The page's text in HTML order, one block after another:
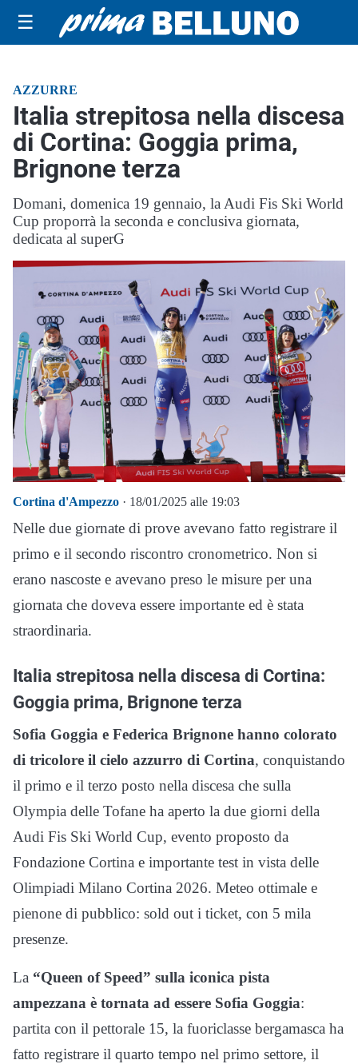
☰
AZZURRE
Italia strepitosa nella discesa
di Cortina: Goggia prima,
Brignone terza
Domani, domenica 19 gennaio, la Audi Fis Ski World
Cup proporrà la seconda e conclusiva giornata,
dedicata al superG
Cortina d'Ampezzo · 18/01/2025 alle 19:03
Nelle due giornate di prove avevano fatto registrare il
primo e il secondo riscontro cronometrico. Non si
erano nascoste e avevano preso le misure per una
giornata che doveva essere importante ed è stata
straordinaria.
Italia strepitosa nella discesa di Cortina:
Goggia prima, Brignone terza
Sofia Goggia e Federica Brignone hanno colorato
di tricolore il cielo azzurro di Cortina, conquistando
il primo e il terzo posto nella discesa che sulla
Olympia delle Tofane ha aperto la due giorni della
Audi Fis Ski World Cup, evento proposto da
Fondazione Cortina e importante test in vista delle
Olimpiadi Milano Cortina 2026. Meteo ottimale e
pienone di pubblico: sold out i ticket, con 5 mila
presenze.
La “Queen of Speed” sulla iconica pista
ampezzana è tornata ad essere Sofia Goggia:
partita con il pettorale 15, la fuoriclasse bergamasca ha
fatto registrare il quarto tempo nel primo settore, il